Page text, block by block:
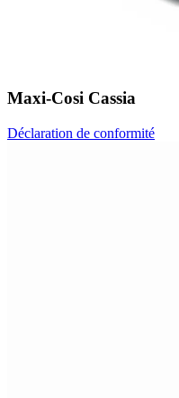
Maxi-Cosi Cassia
Déclaration de conformité